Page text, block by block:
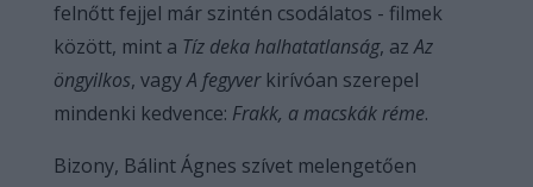
felnőtt fejjel már szintén csodálatos - filmek
között, mint a Tíz deka halhatatlanság, azAz
öngyilkos, vagyA fegyverkirívóan szerepel
mindenki kedvence: Frakk, a macskák réme.
Bizony, Bálint Ágnes szívet melengetően